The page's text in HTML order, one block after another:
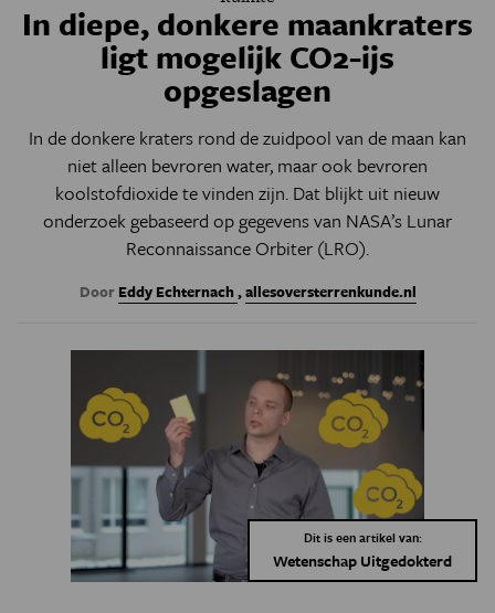
In diepe, donkere maankraters
ligt mogelijk CO2-ijs
opgeslagen
In de donkere kraters rond de zuidpool van de maan kan
niet alleen bevroren water, maar ook bevroren
koolstofdioxide te vinden zijn. Dat blijkt uit nieuw
onderzoek gebaseerd op gegevens van NASA’s Lunar
Reconnaissance Orbiter (LRO).
Door Eddy Echternach,allesoversterrenkunde.nl
Dit is een artikel van:
Wetenschap Uitgedokterd